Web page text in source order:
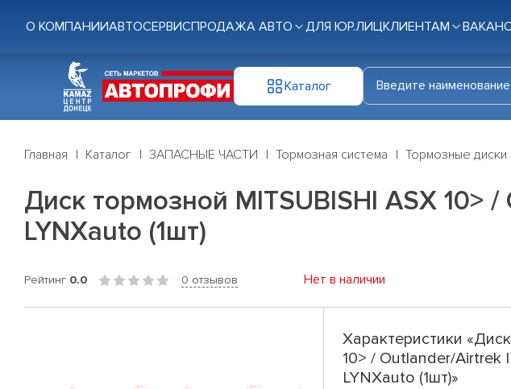
О КОМПАНИИАВТОСЕРВИСПРОДАЖА АВТО ДЛЯ ЮР.ЛИЦКЛИЕНТАМ
Каталог
Главная Каталог ЗАПАСНЫЕ ЧАСТИ Тормозная система Тормозные диски
Диск тормозной MITSUBISHI ASX 10>
LYNXauto (1шт)
Рейтинг 0.0 0 отзывов Нет в наличии
Характеристики
10> / Outlander/Airtrek
LYNXauto (1шт)»